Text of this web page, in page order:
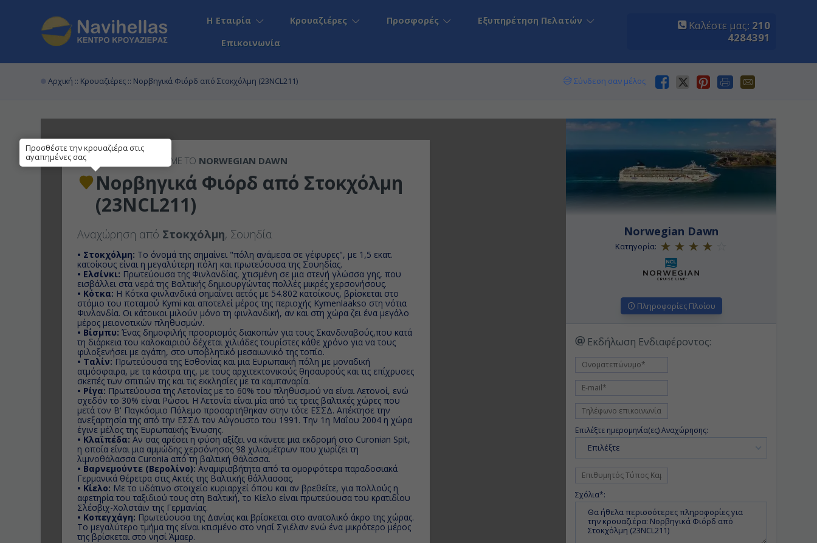
Η Εταιρία Κρουαζιέρες Προσφορές
Εξυπηρέτηση Πελατών
Επικοινωνία
Καλέστε μας: 210
4284391
Αρχική :: Κρουαζιέρες :: Νορβηγικά Φιόρδ από Στοκχόλμη (23NCL211) Σύνδεση σαν μέλος
7ΉΜΕΡΗ ΚΡΟΥΑΖΙΕΡΑ ΜΕ ΤΟ NORWEGIAN DAWN
Νορβηγικά Φιόρδ από Στοκχόλμη
(23NCL211)
Αναχώρηση από Στοκχόλμη, Σουηδία
• Στοκχόλμη: To όνομά της σημαίνει "πόλη ανάμεσα σε γέφυρες", με 1,5 εκατ.
κατοίκους είναι η μεγαλύτερη πόλη και πρωτεύουσα της Σουηδίας.
• Ελσίνκι: Πρωτεύουσα της Φινλανδίας, χτισμένη σε μια στενή γλώσσα γης, που
εισβάλλει στα νερά της Βαλτικής δημιουργώντας πολλές μικρές χερσονήσους.
• Κότκα: Η Κότκα φινλανδικά σημαίνει αετός με 54.802 κατοίκους, βρίσκεται στο
στόμιο του ποταμού Kymi και αποτελεί μέρος της περιοχής Kymenlaakso στη νότια
Φινλανδία. Οι κάτοικοι μιλούν μόνο τη φινλανδική, αν και στη χώρα ζει ένα μεγάλο
μέρος μειονοτικών πληθυσμών.
• Βίσμπυ: Ένας δημοφιλής προορισμός διακοπών για τους Σκανδιναβούς,που κατά
τη διάρκεια του καλοκαιριού δέχεται χιλιάδες τουρίστες κάθε χρόνο για να τους
φιλοξενήσει με αγάπη, στο υποβλητικό μεσαιωνικό της τοπίο.
• Ταλίν:Πρωτεύουσα της Εσθονίας και μια Ευρωπαική πόλη με μοναδική
ατμόσφαιρα, με τα κάστρα της, με τους αρχιτεκτονικούς θησαυρούς και τις επίχρυσες
σκεπές των σπιτιών της και τις εκκλησίες με τα καμπαναρία.
• Ρίγα: Πρωτεύουσα της Λετονίας με το 60% του πληθυσμού να είναι Λετονοί, ενώ
σχεδόν το 30% είναι Ρώσοι. Η Λετονία είναι μία από τις τρεις βαλτικές χώρες που
μετά τον Β' Παγκόσμιο Πόλεμο προσαρτήθηκαν στην τότε ΕΣΣΔ. Aπέκτησε την
ανεξαρτησία της από την ΕΣΣΔ τον Αύγουστο του 1991. Την 1η Μαΐου 2004 η χώρα
έγινε μέλος της Ευρωπαϊκής Ένωσης.
• Κλαϊπέδα: Αν σας αρέσει η φύση αξίζει να κάνετε μια εκδρομή στο Curonian Spit,
η οποία είναι μια αμμώδης χερσόνησος 98 χιλιομέτρων που χωρίζει τη
λιμνοθάλασσα Curonia από τη βαλτική θάλασσα.
• Βαρνεμούντε (Βερολίνο):Αναμφισβήτητα από τα ομορφότερα παραδοσιακά
Γερμανικά θέρετρα στις Ακτές της Βαλτικής θάλλασσας.
• Κίελο: Με το υδάτινο στοιχείο κυριαρχεί όπου και αν βρεθείτε, για πολλούς η
αφετηρία του ταξιδιού τους στη Βαλτική, το Κίελο είναι πρωτεύουσα του κρατιδίου
Σλέσβιχ-Χολστάιν της Γερμανίας.
• Κοπεγχάγη: Πρωτεύουσα της Δανίας και βρίσκεται στο ανατολικό άκρο της χώρας.
Το μεγαλύτερο τμήμα της είναι κτισμένο στο νησί Σγιέλαν ενώ ένα μικρότερο μέρος
της βρίσκεται στο νησί Άμαερ.
Norwegian Dawn
Κατηγορία:
Πληροφορίες Πλοίου
Εκδήλωση Ενδιαφέροντος:
Επιλέξτε ημερομηνία(ες) Αναχώρησης:
Επιλέξτε
Σχόλια*:
Προσθέστε την κρουαζιέρα στις
αγαπημένες σας